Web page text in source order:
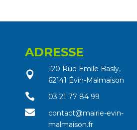
ADRESSE

120 Rue Emile Basly,
62141 Évin-Malmaison
 03 21 77 84 99

contact@mairie-evin-
malmaison.fr